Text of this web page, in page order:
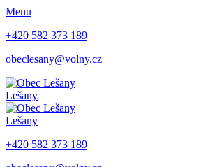
Menu
+420 582 373 189
obeclesany@volny.cz
Lešany
Lešany
+420 582 373 189